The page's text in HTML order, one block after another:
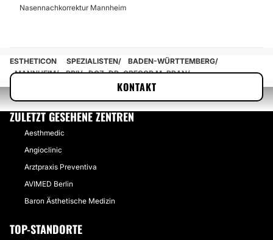
Nasennachkorrektur Mannheim
KONTAKT
ESTHETICON SPEZIALISTEN
BADEN-WÜRTTEMBERG
MANNHEIM
PRIV.-DOZ. DR. GREGOR M. BRAN
ZULETZT GESEHENE ZENTREN
Aesthmedic
Angioclinic
Arztpraxis Preventiva
AVIMED Berlin
Baron Ästhetische Medizin
TOP-STANDORTE